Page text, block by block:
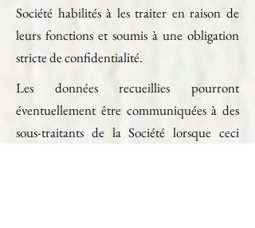
Société habilités à les traiter en raison de
leurs fonctions et soumis à une obligation
stricte de confidentialité.
Les données recueillies pourront
éventuellement être communiquées à des
sous-traitants de la Société lorsque ceci